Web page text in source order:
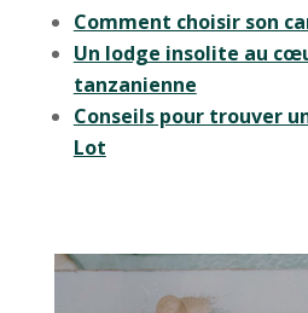
Comment choisir son
Un lodge insolite au
tanzanienne
Conseils pour trouver
Lot